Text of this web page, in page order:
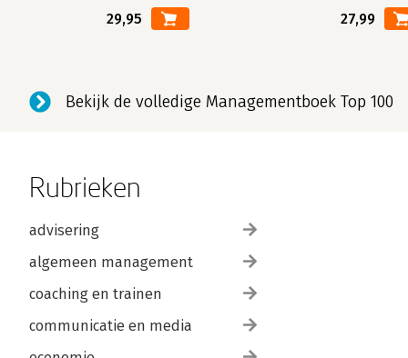
29,95 27,99
Bekijk de volledige Managementboek Top 100
Rubrieken
advisering
algemeen management
coaching en trainen
communicatie en media